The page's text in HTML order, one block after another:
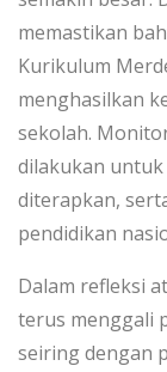
memastikan
Kurikulum
menghasilkan
sekolah.
dilakukan
diterapkan,
pendidikan
Dalam refleksi
terus menggali
seiring dengan